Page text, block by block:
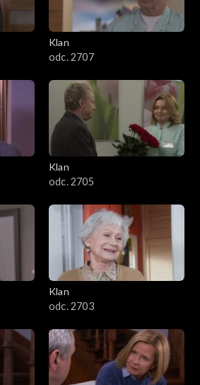
Klan
odc. 2707
Klan
odc. 2705
Klan
odc. 2703